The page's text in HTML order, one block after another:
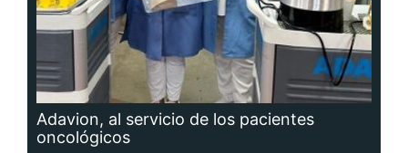
Adavion, al servicio de los pacientes
oncológicos